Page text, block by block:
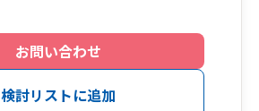
お問い合わせ
検討リストに追加